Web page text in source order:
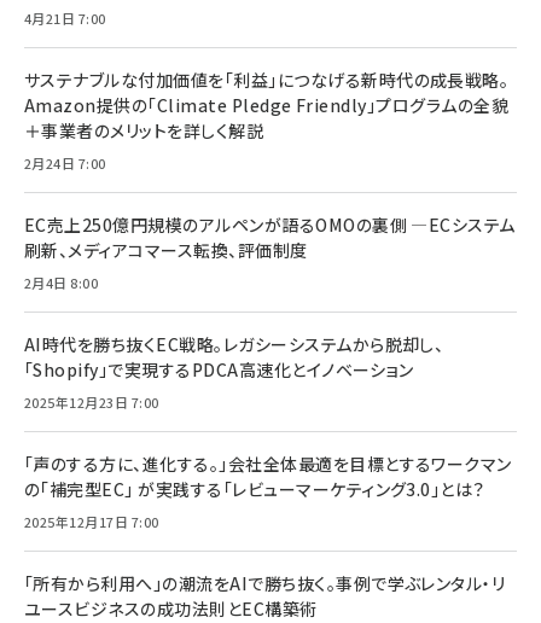
4月21日 7:00
サステナブルな付加価値を「利益」につなげる新時代の成長戦略。
Amazon提供の「Climate Pledge Friendly」プログラムの全貌
＋事業者のメリットを詳しく解説
2月24日 7:00
EC売上250億円規模のアルペンが語るOMOの裏側 ―ECシステム
刷新、メディアコマース転換、評価制度
2月4日 8:00
AI時代を勝ち抜くEC戦略。レガシーシステムから脱却し、
「Shopify」で実現するPDCA高速化とイノベーション
2025年12月23日 7:00
「声のする方に、進化する。」会社全体最適を目標とするワークマン
の「補完型EC」 が実践する「レビューマーケティング3.0」とは？
2025年12月17日 7:00
「所有から利用へ」の潮流をAIで勝ち抜く。事例で学ぶレンタル・リ
ユースビジネスの成功法則とEC構築術